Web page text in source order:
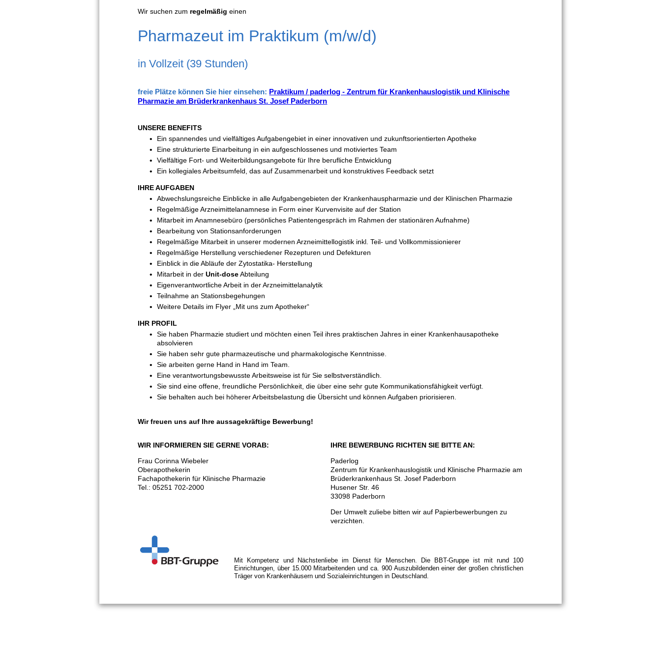
Wir suchen zum regelmäßig einen
Pharmazeut im Praktikum (m/w/d)
in Vollzeit (39 Stunden)
freie Plätze können Sie hier einsehen: Praktikum / paderlog - Zentrum für Krankenhauslogistik und Klinische
Pharmazie am Brüderkrankenhaus St. Josef Paderborn
UNSERE BENEFITS
Ein spannendes und vielfältiges Aufgabengebiet in einer innovativen und zukunftsorientierten Apotheke
Eine strukturierte Einarbeitung in ein aufgeschlossenes und motiviertes Team
Vielfältige Fort- und Weiterbildungsangebote für Ihre berufliche Entwicklung
Ein kollegiales Arbeitsumfeld, das auf Zusammenarbeit und konstruktives Feedback setzt
IHRE AUFGABEN
Abwechslungsreiche Einblicke in alle Aufgabengebieten der Krankenhauspharmazie und der Klinischen Pharmazie
Regelmäßige Arzneimittelanamnese in Form einer Kurvenvisite auf der Station
Mitarbeit im Anamnesebüro (persönliches Patienten­gespräch im Rahmen der stationären Aufnahme)
Bearbeitung von Stationsanforderungen
Regelmäßige Mitarbeit in unserer modernen Arz­neimittellogistik inkl. Teil- und Vollkommissionierer
Regelmäßige Herstellung verschiedener Rezepturen und Defekturen
Einblick in die Abläufe der Zytostatika- Herstellung
Mitarbeit in derUnit-doseAbteilung
Eigenverantwortliche Arbeit in der Arzneimittelanalytik
Teilnahme an Stationsbegehungen
Weitere Details im Flyer „Mit uns zum Apotheker“
IHR PROFIL
Sie haben Pharmazie studiert und möchten einen Teil ihres praktischen Jahres in einer Krankenhausapotheke
absolvieren
Sie haben sehr gute pharmazeutische und pharmakologische Kenntnisse.
Sie arbeiten gerne Hand in Hand im Team.
Eine verantwortungsbewusste Arbeitsweise ist für Sie selbstverständlich.
Sie sind eine offene, freundliche Persönlichkeit, die über eine sehr gute Kommunikationsfähigkeit verfügt.
Sie behalten auch bei höherer Arbeitsbelastung die Übersicht und können Aufgaben priorisieren.
Wir freuen uns auf Ihre aussagekräftige Bewerbung!
WIR INFORMIEREN SIE GERNE VORAB:
Frau Corinna Wiebeler
Oberapothekerin
Fachapothekerin für Klinische Pharmazie
Tel.: 05251 702-2000
IHRE BEWERBUNG RICHTEN SIE BITTE AN:
Paderlog
Zentrum für Krankenhauslogistik und Klinische Pharmazie am
Brüderkrankenhaus St. Josef Paderborn
Husener Str. 46
33098 Paderborn
Der Umwelt zuliebe bitten wir auf Papierbewerbungen zu
verzichten.
Mit Kompetenz und Nächstenliebe im Dienst für Menschen. Die BBT-Gruppe ist mit rund 100
Einrichtungen, über 15.000 Mitarbeitenden und ca. 900 Auszubildenden einer der großen christlichen
Träger von Krankenhäusern und Sozialeinrichtungen in Deutschland.